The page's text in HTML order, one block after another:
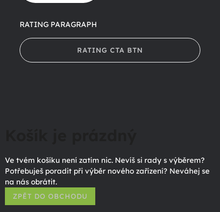
RATING PARAGRAPH
RATING CTA BTN
Ve tvém košíku není zatím nic. Nevíš si rady s výběrem?
Potřebuješ poradit při výběr nového zařízení? Neváhej se
na nás obrátit.
ZPĚT DO OBCHODU